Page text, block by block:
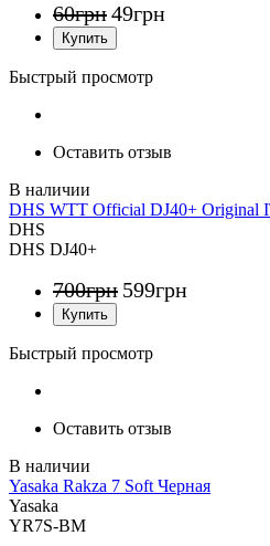
60грн49грн
Быстрый просмотр
Оставить отзыв
DHS WTT Official DJ40+ Original
DHS
DHS DJ40+
700грн 599грн
Быстрый просмотр
Оставить отзыв
Yasaka Rakza 7 Soft Черная
Yasaka
YR7S-BM